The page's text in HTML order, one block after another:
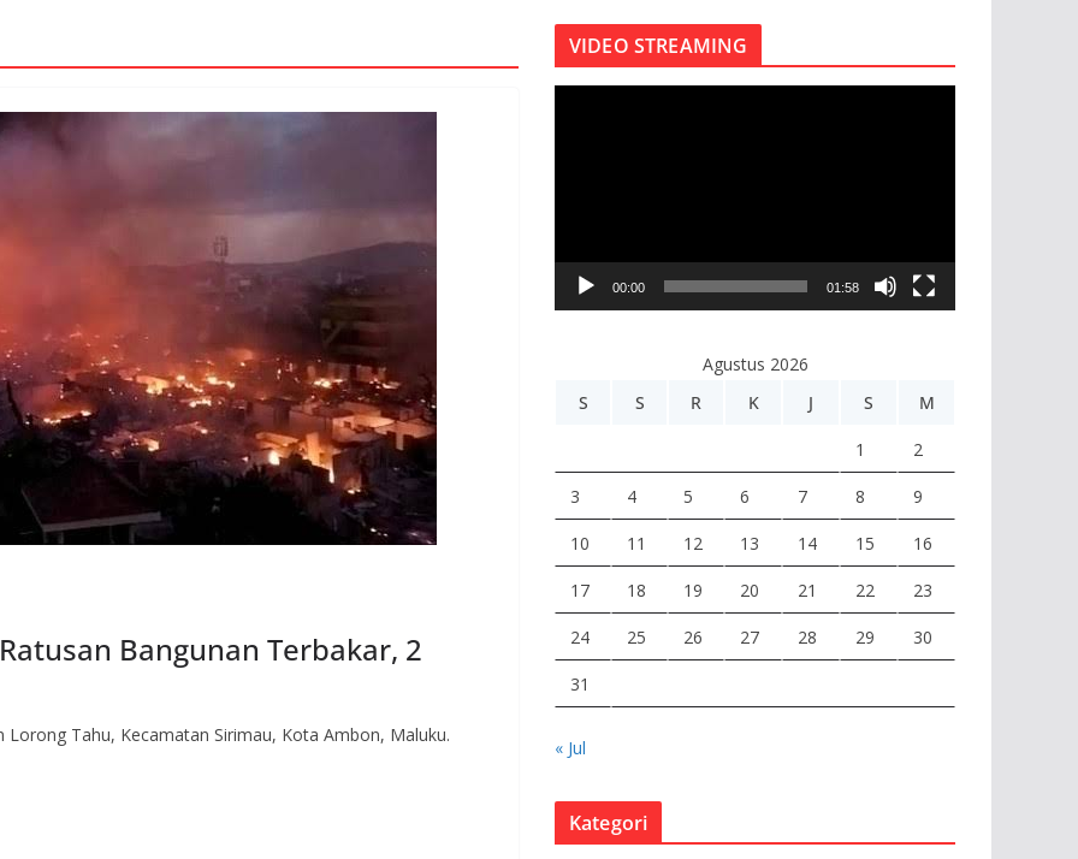
Bangunan Terbakar, 2
Lorong Tahu, Kecamatan Sirimau, Kota Ambon, Maluku.
VIDEO STREAMING
V
00:00 01:58
Agustus 2026
S
S R K J S M
1 2
3 4 5 6 7 8 9
10 11 12 13 14 15 16
17 18 19 20 21 22 23
24 25 26 27 28 29 30
31
« Jul
Kategori